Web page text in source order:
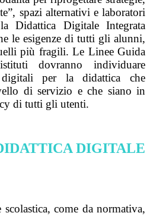
spazi alternativi e laboratori
Didattica Digitale Integrata
le esigenze di tutti gli alunni,
più fragili. Le Linee Guida
dovranno individuare
per la didattica che
di servizio e che siano in
di tutti gli utenti.
DIGITALE
come da normativa,